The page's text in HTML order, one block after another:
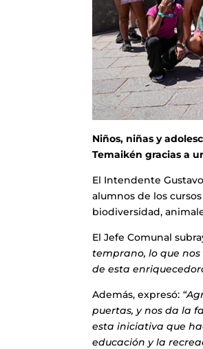
Niños, niñas y
Temaikén gracias a
El Intendente
alumnos de los
biodiversidad,
El Jefe Comunal
temprano, lo que
de esta
Además, expresó:
puertas, y nos da la
esta iniciativa que
educación y la